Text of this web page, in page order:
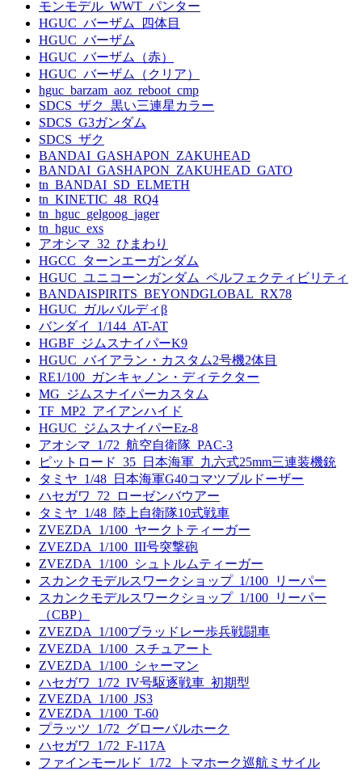
モンモデル_WWT_パンター
HGUC_バーザム_四体目
HGUC_バーザム
HGUC_バーザム（赤）
HGUC_バーザム（クリア）
hguc_barzam_aoz_reboot_cmp
SDCS_ザク_黒い三連星カラー
SDCS_G3ガンダム
SDCS_ザク
BANDAI_GASHAPON_ZAKUHEAD
BANDAI_GASHAPON_ZAKUHEAD_GATO
tn_BANDAI_SD_ELMETH
tn_KINETIC_48_RQ4
tn_hguc_gelgoog_jager
tn_hguc_exs
アオシマ_32_ひまわり
HGCC_ターンエーガンダム
HGUC_ユニコーンガンダム_ペルフェクティビリティ
BANDAISPIRITS_BEYONDGLOBAL_RX78
HGUC_ガルバルディβ
バンダイ_1/144_AT-AT
HGBF_ジムスナイパーK9
HGUC_バイアラン・カスタム2号機2体目
RE1/100_ガンキャノン・ディテクター
MG_ジムスナイパーカスタム
TF_MP2_アイアンハイド
HGUC_ジムスナイパーEz-8
アオシマ_1/72_航空自衛隊_PAC-3
ピットロード_35_日本海軍_九六式25mm三連装機銃
タミヤ_1/48_日本海軍G40コマツブルドーザー
ハセガワ_72_ローゼンバウアー
タミヤ_1/48_陸上自衛隊10式戦車
ZVEZDA_1/100_ヤークトティーガー
ZVEZDA_1/100_III号突撃砲
ZVEZDA_1/100_シュトルムティーガー
スカンクモデルスワークショップ_1/100_リーパー
スカンクモデルスワークショップ_1/100_リーパー
（CBP）
ZVEZDA_1/100ブラッドレー歩兵戦闘車
ZVEZDA_1/100_スチュアート
ZVEZDA_1/100_シャーマン
ハセガワ_1/72_IV号駆逐戦車_初期型
ZVEZDA_1/100_JS3
ZVEZDA_1/100_T-60
プラッツ_1/72_グローバルホーク
ハセガワ_1/72_F-117A
ファインモールド_1/72_トマホーク巡航ミサイル